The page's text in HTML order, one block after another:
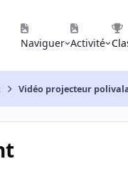
Naviguer Activité
Vidéo projecteur